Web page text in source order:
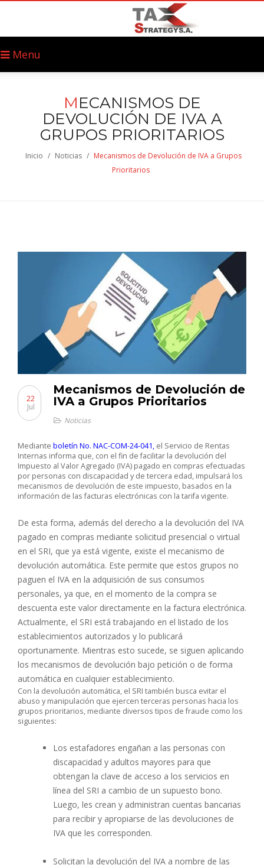
Menu
MECANISMOS DE
DEVOLUCIÓN DE IVA A
GRUPOS PRIORITARIOS
Inicio / Noticias / Mecanismos de Devolución de IVA a Grupos
Prioritarios
Mecanismos de Devolución de
IVA a Grupos Prioritarios
22
Jul
Noticias
Mediante boletín No. NAC-COM-24-041, el Servicio de Rentas
Internas informa que, con el fin de facilitar la devolución del
Impuesto al Valor Agregado (IVA) pagado en compras efectuadas
por personas con discapacidad y de tercera edad, impulsará los
mecanismos de devolución de este impuesto, basados en la
información de las facturas electrónicas con la tarifa vigente.
De esta forma, además del derecho a la devolución del IVA
pagado en compras mediante solicitud presencial o virtual
en el SRI, que ya está vigente, existe el mecanismo de
devolución automática. Este permite que estos grupos no
paguen el IVA en la adquisición de sus consumos
personales, ya que, en el momento de la compra se
descuenta este valor directamente en la factura electrónica.
Actualmente, el SRI está trabajando en el listado de los
establecimientos autorizados y lo publicará
oportunamente. Mientras esto sucede, se siguen aplicando
los mecanismos de devolución bajo petición o de forma
automática en cualquier establecimiento.
Con la devolución automática, el SRI también busca evitar el
abuso y manipulación que ejercen terceras personas hacia los
grupos prioritarios, mediante diversos tipos de fraude como los
siguientes:
Los estafadores engañan a las personas con
discapacidad y adultos mayores para que
obtengan la clave de acceso a los servicios en
línea del SRI a cambio de un supuesto bono.
Luego, les crean y administran cuentas bancarias
para recibir y apropiarse de las devoluciones de
IVA que les corresponden.
Solicitan la devolución del IVA a nombre de las